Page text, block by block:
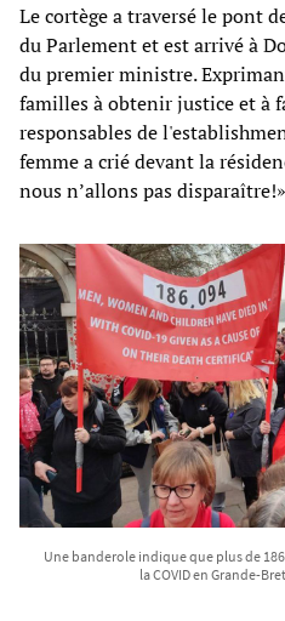
Le cortège a traversé le pont
du Parlement et est arrivé à
du premier ministre.
familles à obtenir justice et à
responsables de
femme a crié devant la
nous n’allons pas
Une banderole indique que plus de
la COVID en Grande-